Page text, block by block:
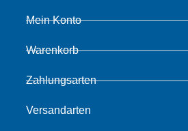
Mein Konto
Warenkorb
Zahlungsarten
Versandarten